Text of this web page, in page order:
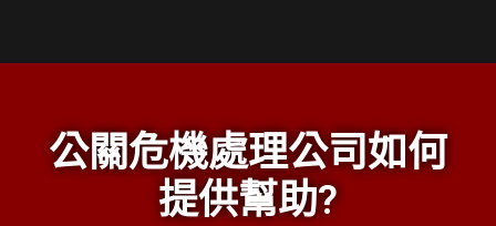
公關危機處理公司如何
提供幫助?